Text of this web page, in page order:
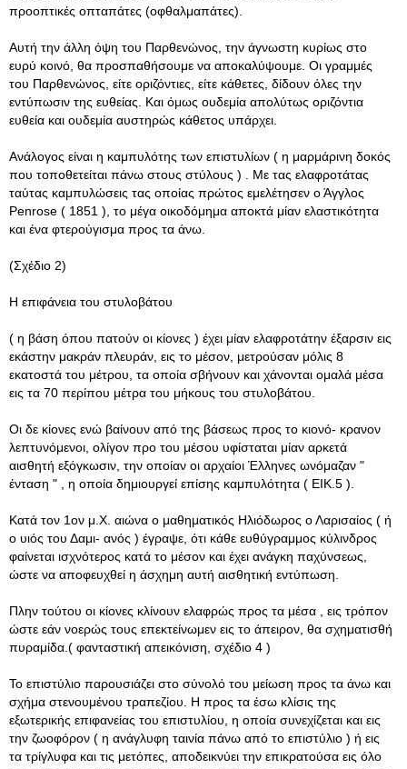
προοπτικές οπταπάτες (οφθαλμαπάτες).
Αυτή την άλλη όψη του Παρθενώνος, την άγνωστη κυρίως στο
ευρύ κοινό, θα προσπαθήσουμε να αποκαλύψουμε. Οι γραμμές
του Παρθενώνος, είτε οριζόντιες, είτε κάθετες, δίδουν όλες την
εντύπωσιν της ευθείας. Και όμως ουδεμία απολύτως οριζόντια
ευθεία και ουδεμία αυστηρώς κάθετος υπάρχει.
Ανάλογος είναι η καμπυλότης των επιστυλίων ( η μαρμάρινη δοκός
που τοποθετείται πάνω στους στύλους ) . Με τας ελαφροτάτας
ταύτας καμπυλώσεις τας οποίας πρώτος εμελέτησεν ο Άγγλος
Penrose ( 1851 ), το μέγα οικοδόμημα αποκτά μίαν ελαστικότητα
και ένα φτερούγισμα προς τα άνω.
(Σχέδιο 2)
Η επιφάνεια του στυλοβάτου
( η βάση όπου πατούν οι κίονες ) έχει μίαν ελαφροτάτην έξαρσιν εις
εκάστην μακράν πλευράν, εις το μέσον, μετρούσαν μόλις 8
εκατοστά του μέτρου, τα οποία σβήνουν και χάνονται ομαλά μέσα
εις τα 70 περίπου μέτρα του μήκους του στυλοβάτου.
Οι δε κίονες ενώ βαίνουν από της βάσεως προς το κιονό- κρανον
λεπτυνόμενοι, ολίγον προ του μέσου υφίσταται μίαν αρκετά
αισθητή εξόγκωσιν, την οποίαν οι αρχαίοι Έλληνες ωνόμαζαν "
ένταση " , η οποία δημιουργεί επίσης καμπυλότητα ( ΕΙΚ.5 ).
Κατά τον 1ον μ.Χ. αιώνα ο μαθηματικός Ηλιόδωρος ο Λαρισαίος ( ή
ο υιός του Δαμι- ανός ) έγραψε, ότι κάθε ευθύγραμμος κύλινδρος
φαίνεται ισχνότερος κατά το μέσον και έχει ανάγκη παχύνσεως,
ώστε να αποφευχθεί η άσχημη αυτή αισθητική εντύπωση.
Πλην τούτου οι κίονες κλίνουν ελαφρώς προς τα μέσα , εις τρόπον
ώστε εάν νοερώς τους επεκτείνωμεν εις το άπειρον, θα σχηματισθή
πυραμίδα.( φανταστική απεικόνιση, σχέδιο 4 )
Το επιστύλιο παρουσιάζει στο σύνολό του μείωση προς τα άνω και
σχήμα στενουμένου τραπεζίου. Η προς τα έσω κλίσις της
εξωτερικής επιφανείας του επιστυλίου, η οποία συνεχίζεται και εις
την ζωοφόρον ( η ανάγλυφη ταινία πάνω από το επιστύλιο ) ή εις
τα τρίγλυφα και τις μετόπες, αποδεικνύει την επικρατούσα εις όλο